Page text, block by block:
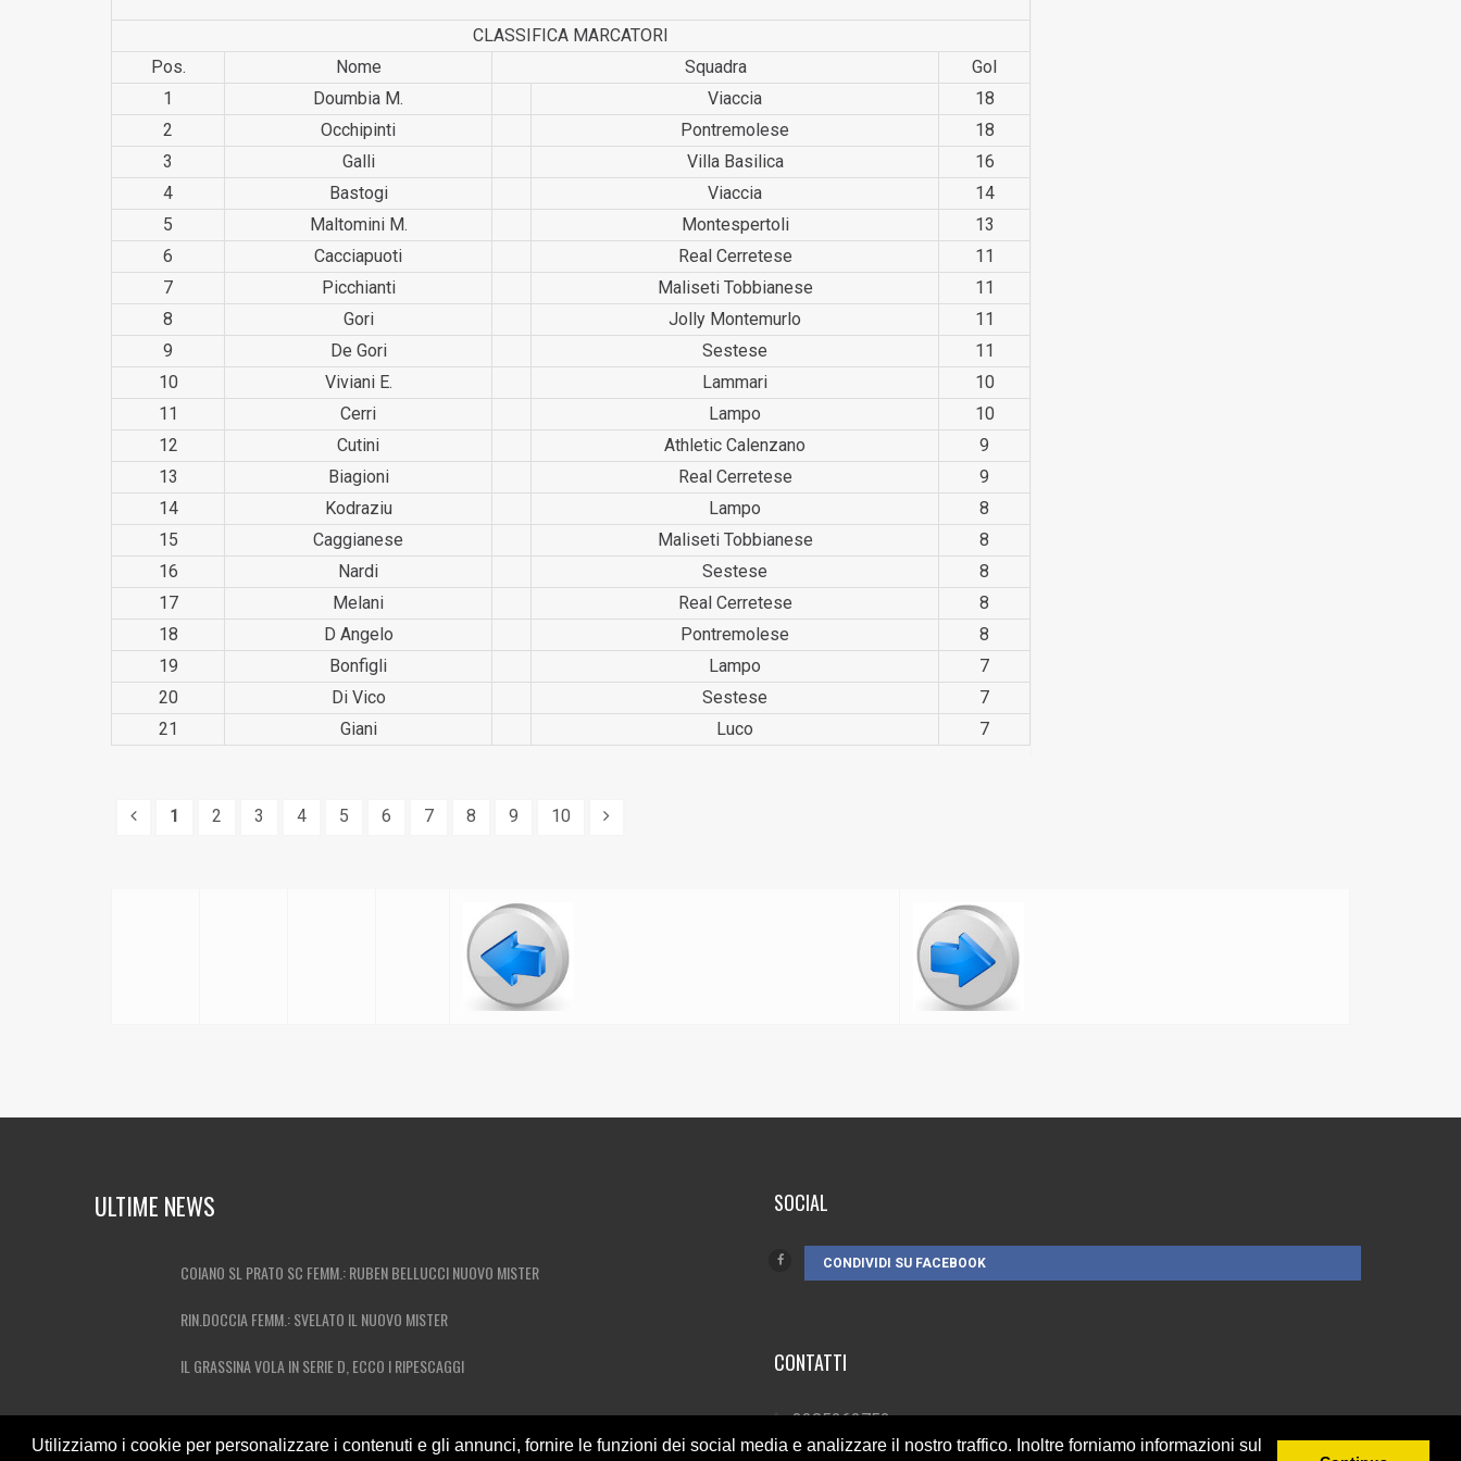
Utilizziamo i cookie per personalizzare i contenuti e gli annunci, fornire le funzioni dei social media e analizzare il nostro traffico. Inoltre forniamo informazioni sul
CLASSIFICA MARCATORI
Pos.
Nome Squadra
Gol
1
Doumbia M. Viaccia
18
2
Occhipinti Pontrem­olese
18
3
Galli Villa Basilica
16
4
Bastogi Viaccia
14
5
Maltomini M. Montesp­ertoli
13
6
Cacciapu­oti Real Cerretese
11
7
Picchianti Maliseti Tobbianese
11
8
Gori Jolly Montemurlo
11
9
De Gori Sestese
11
10
Viviani E. Lammari
10
11
Cerri Lampo
10
12
Cutini Athletic Calenzano
9
13
Biagioni Real Cerretese
9
14
Kodraziu Lampo
8
15
Caggianese Maliseti Tobbianese
8
16
Nardi Sestese
8
17
Melani Real Cerretese
8
18
D Angelo Pontrem­olese
8
19
Bonfigli Lampo
7
20
Di Vico Sestese
7
21
Giani Luco 7
1 2 3 4 5 6 7 8 9 10
ULTIME NEWS
COIANO SL PRATO SC FEMM.: RUBEN BELLUCCI NUOVO MISTER
RIN.DOCCIA FEMM.: SVELATO IL NUOVO MISTER
IL GRASSINA VOLA IN SERIE D, ECCO I RIPESCAGGI
SOCIAL
CONDIVIDI SU FACEBOOK
CONTATTI
3385262752
info@campionando.it